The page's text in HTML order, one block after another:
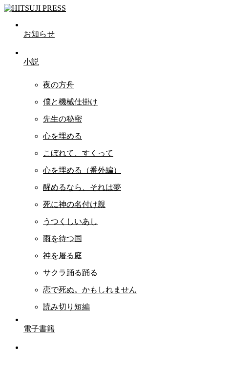
お知らせ
小説
夜の方舟
僕と機械仕掛け
先生の秘密
心を埋める
こぼれて、すくって
心を埋める（番外編）
醒めるなら、それは夢
死に神の名付け親
うつくしいあし
雨を待つ国
神を屠る庭
サクラ踊る踊る
恋で死ぬ。かもしれません
読み切り短編
電子書籍